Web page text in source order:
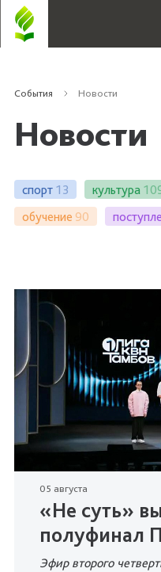
События Новости
Новости
спорт 13 культура
обучение 90
05 августа
«Не суть»
полуфинал
Эфир второго